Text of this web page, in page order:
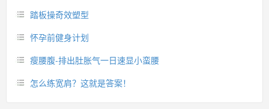
踏板操奇效塑型
怀孕前健身计划
瘦腰腹-排出肚胀气一日速显小蛮腰
怎么练宽肩？这就是答案！